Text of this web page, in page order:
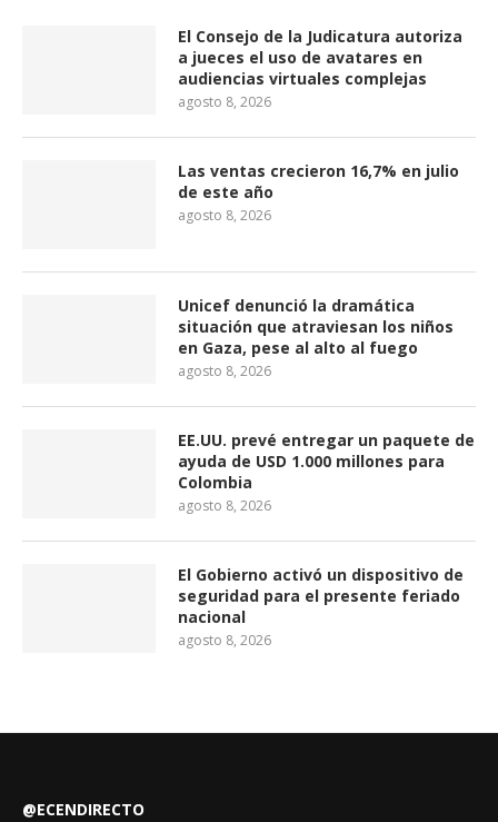
El Consejo de la Judicatura autoriza
a jueces el uso de avatares en
audiencias virtuales complejas
agosto 8, 2026
Las ventas crecieron 16,7% en julio
de este año
agosto 8, 2026
Unicef denunció la dramática
situación que atraviesan los niños
en Gaza, pese al alto al fuego
agosto 8, 2026
EE.UU. prevé entregar un paquete de
ayuda de USD 1.000 millones para
Colombia
agosto 8, 2026
El Gobierno activó un dispositivo de
seguridad para el presente feriado
nacional
agosto 8, 2026
@ECENDIRECTO